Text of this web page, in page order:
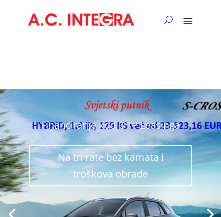
Financiranje kod OTP Leasinga
Na tri rate bez kamata i
troškova obrade